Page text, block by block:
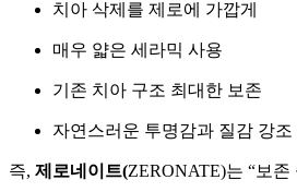
치아 삭제를 제로에 가깝게
매우 얇은 세라믹 사용
기존 치아 구조 최대한 보존
자연스러운 투명감과 질감 강조
즉, 제로네이트(ZERONATE)는 “보